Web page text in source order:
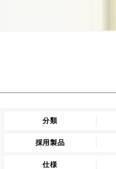
分類
採用製品
仕様